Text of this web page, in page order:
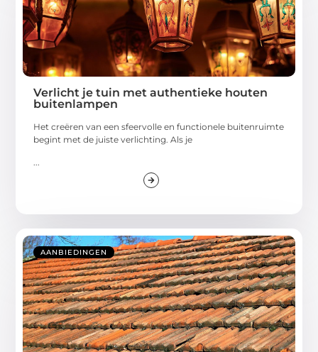
Verlicht je tuin met authentieke houten
buitenlampen
Het creëren van een sfeervolle en functionele buitenruimte
begint met de juiste verlichting. Als je
...
AANBIEDINGEN